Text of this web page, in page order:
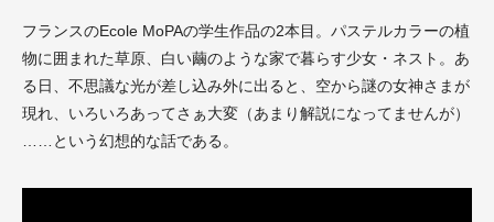
フランスのEcole MoPAの学生作品の2本目。パステルカラーの植
物に囲まれた草原、白い繭のような家で暮らす少女・ネスト。あ
る日、不思議な光が差し込み外に出ると、空から謎の女神さまが
現れ、いろいろあってさぁ大変（あまり解説になってませんが）
……という幻想的な話である。